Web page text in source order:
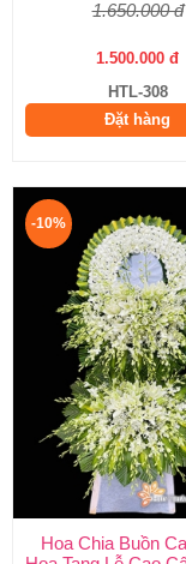
1.650.000 đ
1.500.000 đ
HTL-308
Đặt hàng
-10%
Hoa Chia Buồn